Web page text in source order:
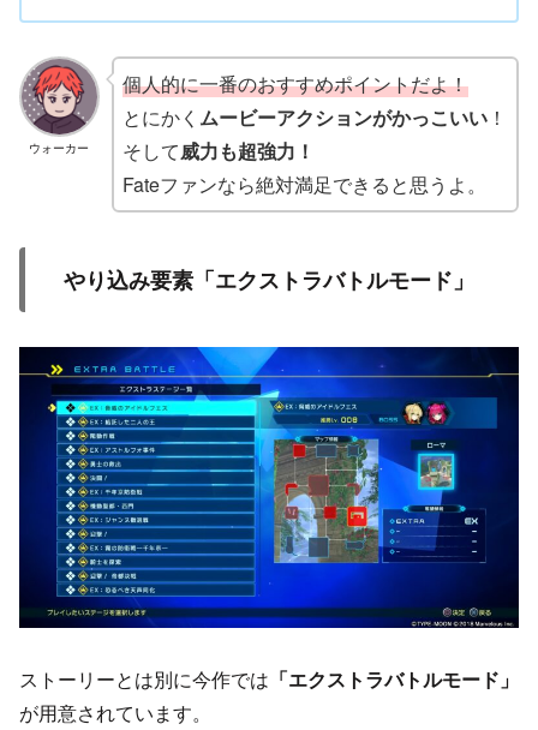
ウォーカー
個人的に一番のおすすめポイントだよ！
とにかく ムービーアクションがかっこいい！
そして威力も超強力！
Fateファンなら絶対満足できると思うよ。
やり込み要素「エクストラバトルモード」
ストーリーとは別に今作では 「エクストラバトルモード」
が用意されています。